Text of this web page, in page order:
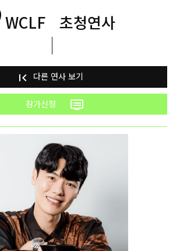
WCLF 초청연사
first_page 다른 연사 보기
참가신청 dvr